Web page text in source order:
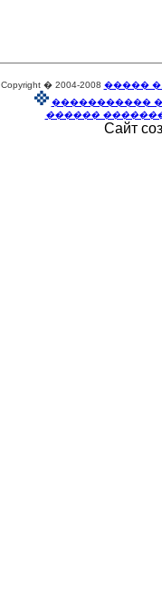
Copyright � 2004-2008 �����
�����������
������
Сайт